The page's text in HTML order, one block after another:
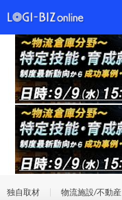
独自取材 物流施設/不動産